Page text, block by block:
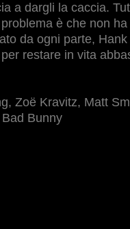
a dargli la caccia.
è che non ha
da ogni parte,
restare in vita
Zoë Kravitz, Matt
Bunny